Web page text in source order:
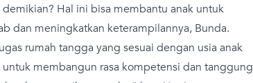
Hal ini bisa membantu anak untuk
dan meningkatkan keterampilannya, Bunda.
rumah tangga yang sesuai dengan usia anak
untuk membangun rasa kompetensi dan tanggung